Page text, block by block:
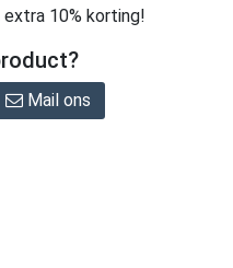
10% korting!
Mail ons